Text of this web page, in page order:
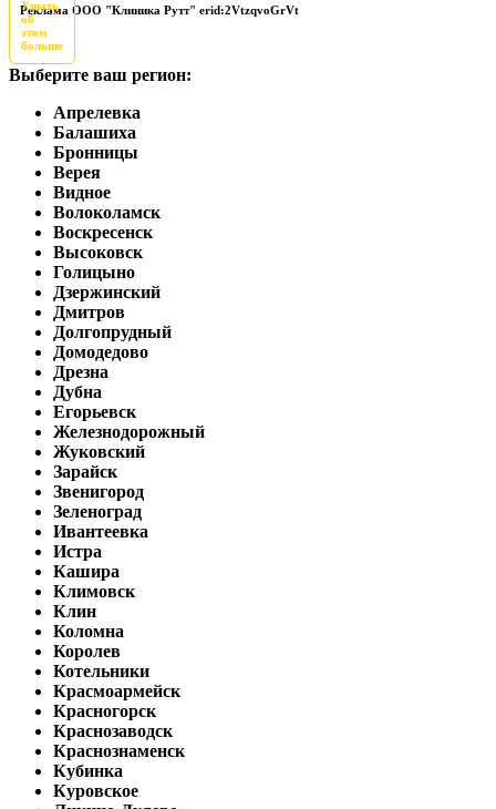
Реклама ООО "Клиника Рутт" erid:2VtzqvoGrVt
Узнать
об
этом
больше
Выберите ваш регион:
Апрелевка
Балашиха
Бронницы
Верея
Видное
Волоколамск
Воскресенск
Высоковск
Голицыно
Дзержинский
Дмитров
Долгопрудный
Домодедово
Дрезна
Дубна
Егорьевск
Железнодорожный
Жуковский
Зарайск
Звенигород
Зеленоград
Ивантеевка
Истра
Кашира
Климовск
Клин
Коломна
Королев
Котельники
Красмоармейск
Красногорск
Краснозаводск
Краснознаменск
Кубинка
Куровское